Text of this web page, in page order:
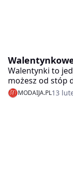
Walentynki to
możesz od stóp
czerwienie – i
MODAIJA.PL13